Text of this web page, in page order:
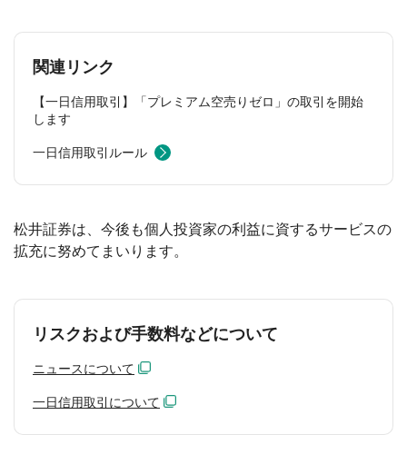
関連リンク
【一日信用取引】「プレミアム空売りゼロ」の取引を開始
します
一日信用取引ルール
松井証券は、今後も個人投資家の利益に資するサービスの
拡充に努めてまいります。
リスクおよび手数料などについて
ニュースについて
一日信用取引について